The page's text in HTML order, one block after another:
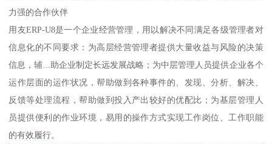
力强的合作伙伴
用友ERP-U8是一个企业经营管理，用以解决不同满足各级管理者对
信息化的不同要求：为高层经营管理者提供大量收益与风险的决策
信息，辅...助企业制定长远发展战略；为中层管理人员提供企业各个
运作层面的运作状况，帮助做到各种事件的、发现、分析、解决、
反馈等处理流程，帮助做到投入产出较好的优配比；为基层管理人
员提供便利的作业环境，易用的操作方式实现工作岗位、工作职能
的有效履行。